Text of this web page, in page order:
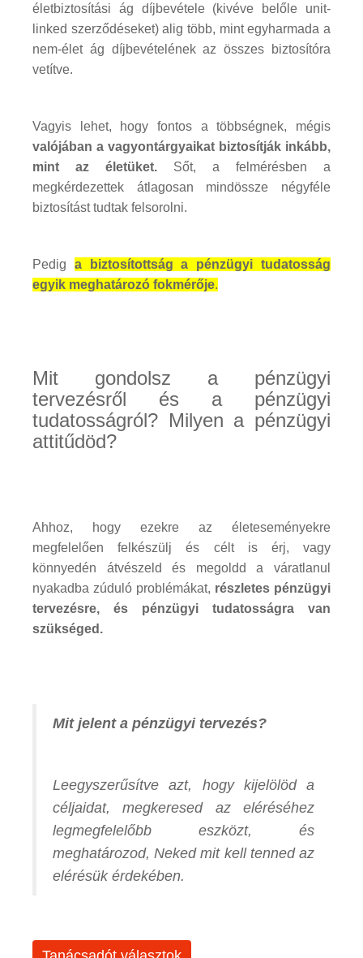
életbiztosítási ág díjbevétele (kivéve belőle unit-
linked szerződéseket) alig több, mint egyharmada a
nem-élet ág díjbevételének az összes biztosítóra
vetítve.
Vagyis lehet, hogy fontos a többségnek, mégis
valójában a vagyontárgyaikat biztosítják inkább,
mint az életüket. Sőt, a felmérésben a
megkérdezettek átlagosan mindössze négyféle
biztosítást tudtak felsorolni.
Pedig a biztosítottság a pénzügyi tudatosság
egyik meghatározó fokmérője.
Mit gondolsz a pénzügyi
tervezésről és a pénzügyi
tudatosságról? Milyen a pénzügyi
attitűdöd?
Ahhoz, hogy ezekre az életeseményekre
megfelelően felkészülj és célt is érj, vagy
könnyedén átvészeld és megoldd a váratlanul
nyakadba zúduló problémákat, részletes pénzügyi
tervezésre, és pénzügyi tudatosságra van
szükséged.
Mit jelent a pénzügyi tervezés?
Leegyszerűsítve azt, hogy kijelölöd a
céljaidat, megkeresed az eléréséhez
legmegfelelőbb eszközt, és
meghatározod, Neked mit kell tenned az
elérésük érdekében.